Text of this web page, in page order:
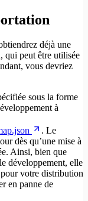
déjà une
qui peut être utilisée
vous devriez
sous la forme
à
. Le
dès qu’une mise à
Ainsi, bien que
développement, elle
votre distribution
en panne de